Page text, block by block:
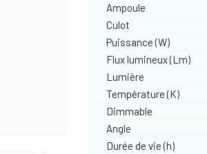
Ampoule
Culot
Puissance (W)
Flux lumineux (Lm)
Lumière
Température (K)
Dimmable
Angle
Durée de vie (h)